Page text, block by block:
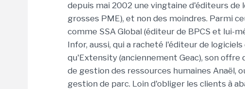
depuis mai 2002 une vingtaine d'éditeurs
grosses PME), et non des moindres. Parmi
comme SSA Global (éditeur de BPCS et lui-
Infor, aussi, qui a racheté l'éditeur de
qu'Extensity (anciennement Geac), son
de gestion des ressources humaines Anaël,
gestion de parc. Loin d'obliger les clients à